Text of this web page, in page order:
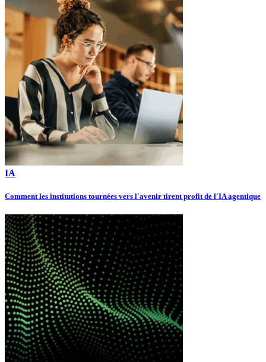
IA
Comment les institutions tournées vers l'avenir tirent profit de l'IA agentique